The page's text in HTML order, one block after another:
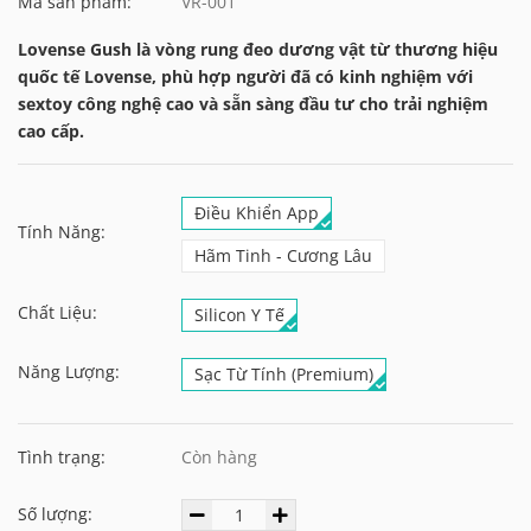
Lovense Gush là vòng rung đeo dương vật từ thương hiệu
quốc tế Lovense, phù hợp người đã có kinh nghiệm với
sextoy công nghệ cao và sẵn sàng đầu tư cho trải nghiệm
cao cấp.
Tính Năng:
Điều Khiển App
Hãm Tinh - Cương Lâu
Chất Liệu: Silicon Y Tế
Năng Lượng: Sạc Từ Tính (Premium)
Tình trạng: Còn hàng
Số lượng: